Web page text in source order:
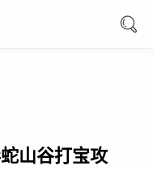
山谷打宝攻